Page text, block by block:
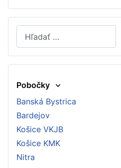
Hľadať
Type 2 or more characters
Pobočky
Banská Bystrica
Bardejov
Košice VKJB
Košice KMK
Nitra